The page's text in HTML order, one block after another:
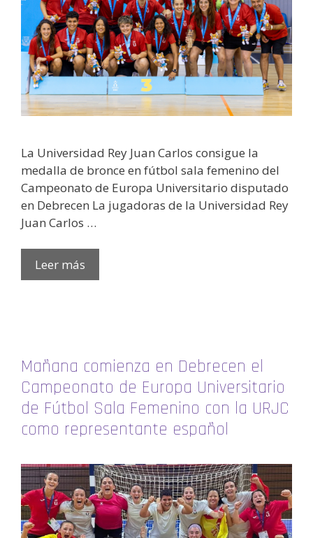
La Universidad Rey Juan Carlos consigue la
medalla de bronce en fútbol sala femenino del
Campeonato de Europa Universitario disputado
en Debrecen La jugadoras de la Universidad Rey
Juan Carlos …
Leer más
Mañana comienza en Debrecen el
Campeonato de Europa Universitario
de Fútbol Sala Femenino con la URJC
como representante español